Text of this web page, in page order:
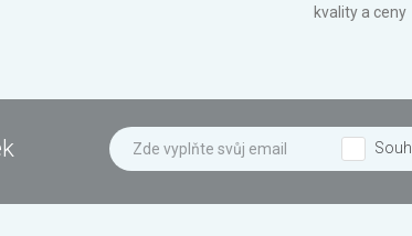
kvality a ceny